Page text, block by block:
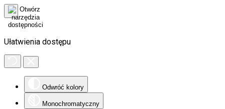
Ułatwienia dostępu
Odwróć kolory
Monochromatyczny